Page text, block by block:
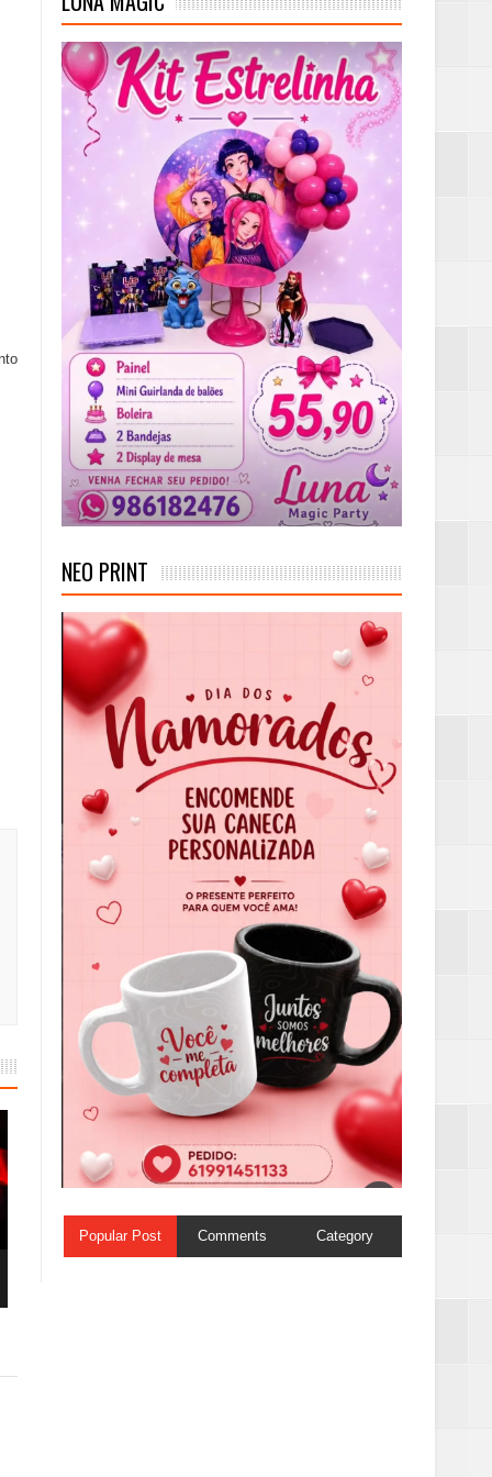
NEO PRINT
Popular Post Comments Category